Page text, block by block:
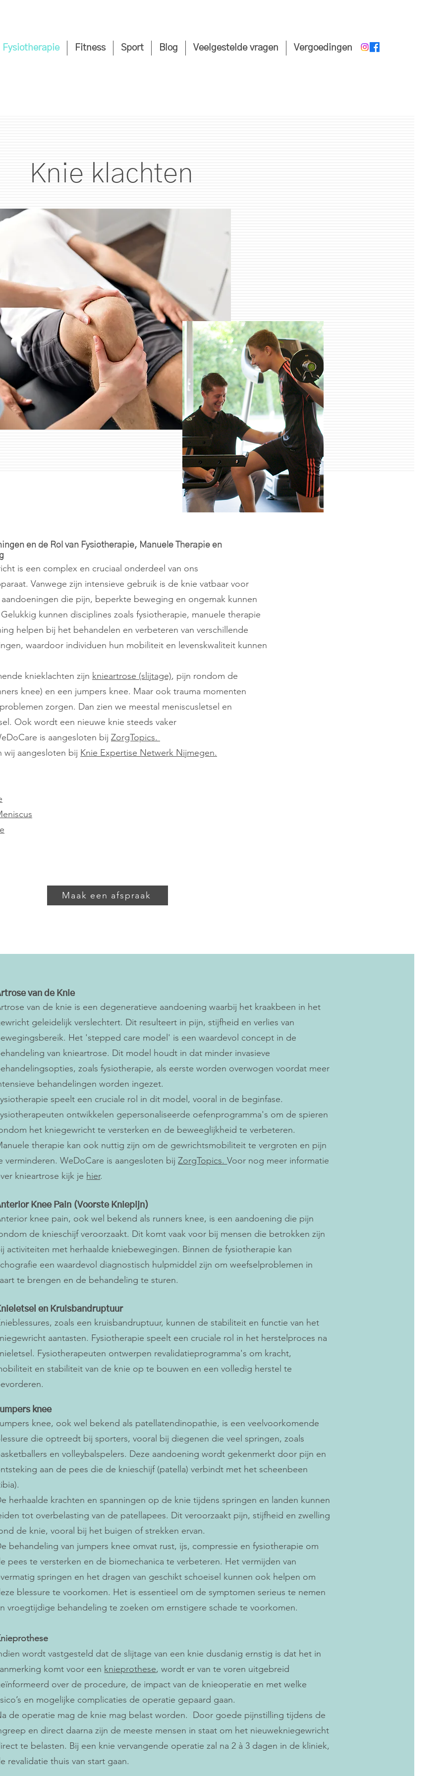
Fysiotherapie Fitness Sport Blog Veelgestelde vragen Vergoedingen
Knie klachten
en de Rol van Fysiotherapie, Manuele Therapie en
is een complex en cruciaal onderdeel van ons
Vanwege zijn intensieve gebruik is de knie vatbaar voor
die pijn, beperkte beweging en ongemak kunnen
kunnen disciplines zoals fysiotherapie, manuele therapie
helpen bij het behandelen en verbeteren van verschillende
waardoor individuen hun mobiliteit en levenskwaliteit kunnen
knieklachten zijn knieartrose (slijtage), pijn rondom de
knee) en een jumpers knee. Maar ook trauma momenten
zorgen. Dan zien we meestal meniscusletsel en
Ook wordt een nieuwe knie steeds vaker
is aangesloten bij ZorgTopics.
wij aangesloten bij Knie Expertise Netwerk Nijmegen.
Maak een afspraak
van de Knie
van de knie is een degeneratieve aandoening waarbij het kraakbeen in het
geleidelijk verslechtert. Dit resulteert in pijn, stijfheid en verlies van
Het 'stepped care model' is een waardevol concept in de
van knieartrose. Dit model houdt in dat minder invasieve
zoals fysiotherapie, als eerste worden overwogen voordat meer
behandelingen worden ingezet.
speelt een cruciale rol in dit model, vooral in de beginfase.
ontwikkelen gepersonaliseerde oefenprogramma's om de spieren
het kniegewricht te versterken en de beweeglijkheid te verbeteren.
therapie kan ook nuttig zijn om de gewrichtsmobiliteit te vergroten en pijn
verminderen. WeDoCare is aangesloten bijZorgTopics.Voor nog meer informatie
knieartrose kijk je hier.
Knee Pain (Voorste Kniepijn)
knee pain, ook wel bekend als runners knee, is een aandoening die pijn
de knieschijf veroorzaakt. Dit komt vaak voor bij mensen die betrokken zijn
activiteiten met herhaalde kniebewegingen. Binnen de fysiotherapie kan
een waardevol diagnostisch hulpmiddel zijn om weefselproblemen in
te brengen en de behandeling te sturen.
en Kruisbandruptuur
zoals een kruisbandruptuur, kunnen de stabiliteit en functie van het
aantasten. Fysiotherapie speelt een cruciale rol in het herstelproces na
Fysiotherapeuten ontwerpen revalidatieprogramma's om kracht,
en stabiliteit van de knie op te bouwen en een volledig herstel te
knee
knee, ook wel bekend als patellatendinopathie, is een veelvoorkomende
die optreedt bij sporters, vooral bij diegenen die veel springen, zoals
en volleybalspelers. Deze aandoening wordt gekenmerkt door pijn en
aan de pees die de knieschijf (patella) verbindt met het scheenbeen
herhaalde krachten en spanningen op de knie tijdens springen en landen kunnen
tot overbelasting van de patellapees. Dit veroorzaakt pijn, stijfheid en zwelling
de knie, vooral bij het buigen of strekken ervan.
behandeling van jumpers knee omvat rust, ijs, compressie en fysiotherapie om
pees te versterken en de biomechanica te verbeteren. Het vermijden van
springen en het dragen van geschikt schoeisel kunnen ook helpen om
blessure te voorkomen. Het is essentieel om de symptomen serieus te nemen
vroegtijdige behandeling te zoeken om ernstigere schade te voorkomen.
wordt vastgesteld dat de slijtage van een knie dusdanig ernstig is dat het in
komt voor een knieprothese, wordt er van te voren uitgebreid
over de procedure, de impact van de knieoperatie en met welke
en mogelijke complicaties de operatie gepaard gaan.
de operatie mag de knie mag belast worden. Door goede pijnstilling tijdens de
en direct daarna zijn de meeste mensen in staat om het nieuwekniegewricht
te belasten. Bij een knie vervangende operatie zal na 2 à 3 dagen in de kliniek,
revalidatie thuis van start gaan.